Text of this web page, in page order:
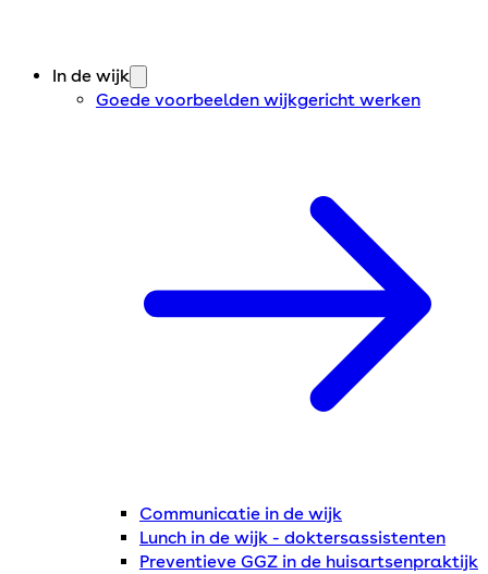
In de wijk
Goede voorbeelden wijkgericht werken
Communicatie in de wijk
Lunch in de wijk - doktersassistenten
Preventieve GGZ in de huisartsenpraktijk